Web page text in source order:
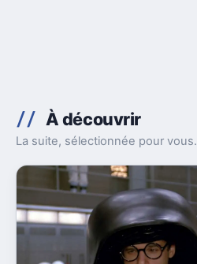
À découvrir
La suite, sélectionnée pour vous.